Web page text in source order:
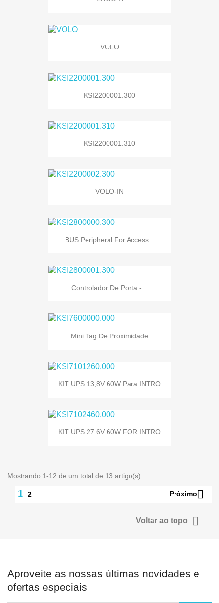
VOLO
KSI2200001.300
KSI2200001.310
VOLO-IN
BUS Peripheral For Access...
Controlador De Porta -...
Mini Tag De Proximidade
KIT UPS 13,8V 60W Para INTRO
KIT UPS 27.6V 60W FOR INTRO
Mostrando 1-12 de um total de 13 artigo(s)
1 2 Próximo
Voltar ao topo 
Aproveite as nossas últimas novidades e
ofertas especiais